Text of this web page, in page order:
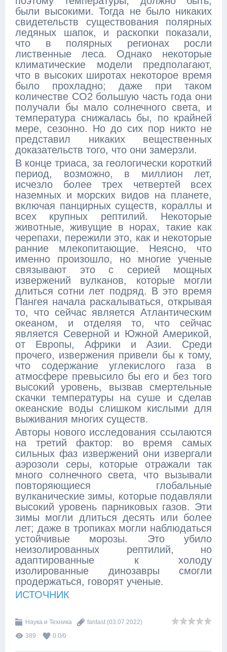
были высокими. Тогда не было никаких
свидетельств существования полярных
ледяных шапок, и раскопки показали,
что в полярных регионах росли
лиственные леса. Однако некоторые
климатические модели предполагают,
что в высоких широтах некоторое время
было прохладно; даже при таком
количестве CO2 большую часть года они
получали бы мало солнечного света, и
температура снижалась бы, по крайней
мере, сезонно. Но до сих пор никто не
представил никаких вещественных
доказательств того, что они замерзли.
В конце триаса, за геологически короткий
период, возможно, в миллион лет,
исчезло более трех четвертей всех
наземных и морских видов на планете,
включая панцирных существ, кораллы и
всех крупных рептилий. Некоторые
животные, живущие в норах, такие как
черепахи, пережили это, как и некоторые
ранние млекопитающие. Неясно, что
именно произошло, но многие ученые
связывают это с серией мощных
извержений вулканов, которые могли
длиться сотни лет подряд. В это время
Пангея начала раскалываться, открывая
то, что сейчас является Атлантическим
океаном, и отделяя то, что сейчас
является Северной и Южной Америкой,
от Европы, Африки и Азии. Среди
прочего, извержения привели бы к тому,
что содержание углекислого газа в
атмосфере превысило бы его и без того
высокий уровень, вызвав смертельные
скачки температуры на суше и сделав
океанские воды слишком кислыми для
выживания многих существ.
Авторы нового исследования ссылаются
на третий фактор: во время самых
сильных фаз извержений они извергали
аэрозоли серы, которые отражали так
много солнечного света, что вызывали
повторяющиеся глобальные
вулканические зимы, которые подавляли
высокий уровень парниковых газов. Эти
зимы могли длиться десять или более
лет; даже в тропиках могли наблюдаться
устойчивые морозы. Это убило
неизолированных рептилий, но
адаптированные к холоду
изолированные динозавры смогли
продержаться, говорят ученые.
ИСТОЧНИК
Наука и Техника fantast (03.07.2022)
389
0.0/0